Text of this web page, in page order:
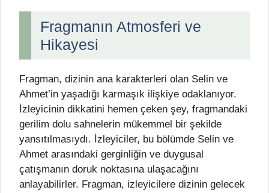
Fragmanın Atmosferi ve
Hikayesi
Fragman, dizinin ana karakterleri olan Selin ve
Ahmet’in yaşadığı karmaşık ilişkiye odaklanıyor.
İzleyicinin dikkatini hemen çeken şey, fragmandaki
gerilim dolu sahnelerin mükemmel bir şekilde
yansıtılmasıydı. İzleyiciler, bu bölümde Selin ve
Ahmet arasındaki gerginliğin ve duygusal
çatışmanın doruk noktasına ulaşacağını
anlayabilirler. Fragman, izleyicilere dizinin gelecek